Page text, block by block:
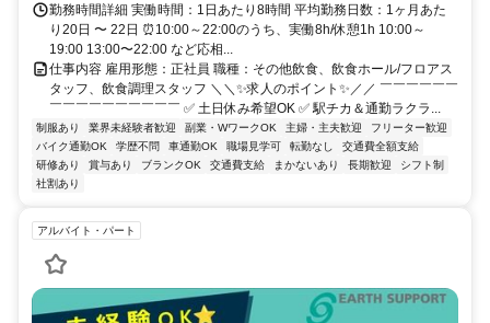
勤務時間詳細 実働時間：1日あたり8時間 平均勤務日数：1ヶ月あた
り20日 〜 22日 ⏰10:00～22:00のうち、実働8h/休憩1h 10:00～
19:00 13:00〜22:00 など応相...
仕事内容 雇用形態：正社員 職種：その他飲食、飲食ホール/フロアス
タッフ、飲食調理スタッフ ＼＼✨求人のポイント✨／／ ￣￣￣￣￣￣
￣￣￣￣￣￣￣￣￣￣ ✅ 土日休み希望OK ✅ 駅チカ＆通勤ラクラ...
制服あり 業界未経験者歓迎 副業・WワークOK 主婦・主夫歓迎
フリーター歓迎
バイク通勤OK
学歴不問 車通勤OK 職場見学可 転勤なし
交通費全額支給
研修あり
賞与あり ブランクOK 交通費支給 まかないあり 長期歓迎
シフト制
社割あり
アルバイト・パート